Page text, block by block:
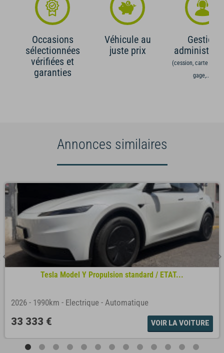
Occasions
sélectionnées
vérifiées et
garanties
Véhicule au
juste prix
Gestion
(cession, carte grise,
gage,...)
Annonces similaires
Tesla Model Y Propulsion standard / ETAT...
2026 - 1990km - Electrique - Automatique
33 333 € VOIR LA VOITURE